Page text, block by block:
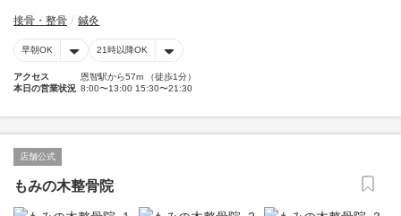
接骨・整骨 鍼灸
早朝OK 21時以降OK
アクセス
恩智駅から57m （徒歩1分）
本日の営業状況 8:00〜13:00 15:30〜21:30
店舗公式
もみの木整骨院